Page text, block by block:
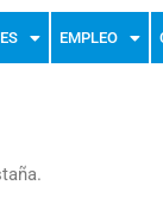
EMPLEO